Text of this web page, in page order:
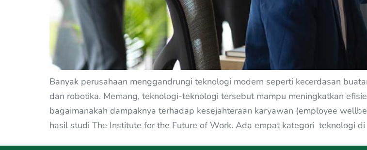
Banyak perusahaan menggandrungi teknologi modern seperti kecerdasan
dan robotika. Memang, teknologi-teknologi tersebut mampu meningkatkan
bagaimanakah dampaknya terhadap kesejahteraan karyawan (employee
hasil studi The Institute for the Future of Work. Ada empat kategori teknologi